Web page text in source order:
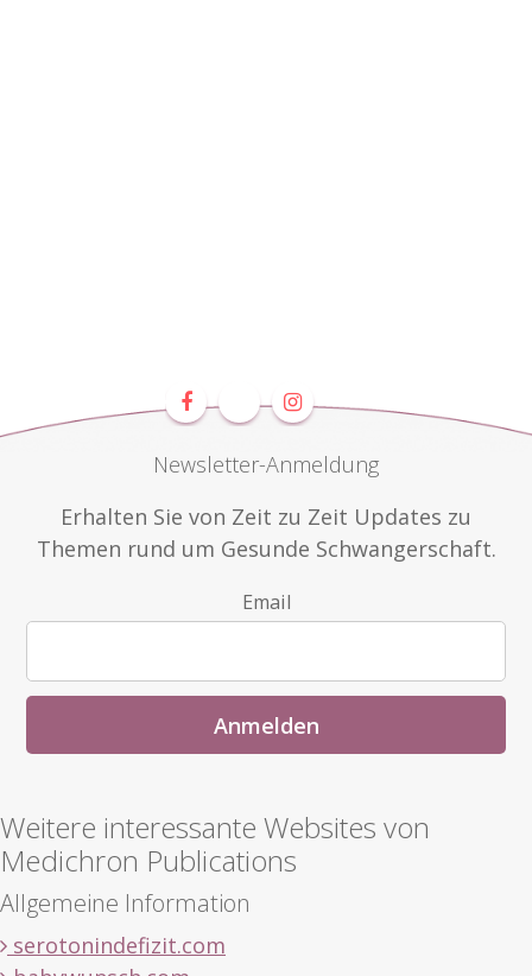
Newsletter-Anmeldung
Erhalten Sie von Zeit zu Zeit Updates zu
Themen rund um Gesunde Schwangerschaft.
Email
Weitere interessante Websites von
Medichron Publications
Allgemeine Information
serotonindefizit.com